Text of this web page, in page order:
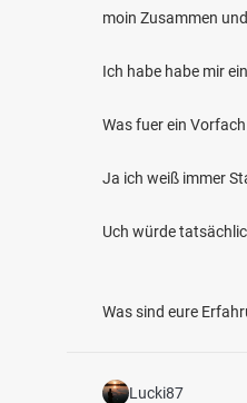
Schwarzmund-Grundel,
moin Zusammen
Ich habe habe mir
Was fuer ein
Ja ich weiß immer
Uch würde
Was sind eure
Lucki87